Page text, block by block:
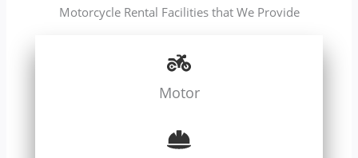
Motorcycle Rental Facilities that We Provide
Motor